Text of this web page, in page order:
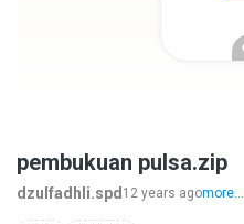
pembukuan pulsa.zip
dzulfadhli.spd 12 years agomore...